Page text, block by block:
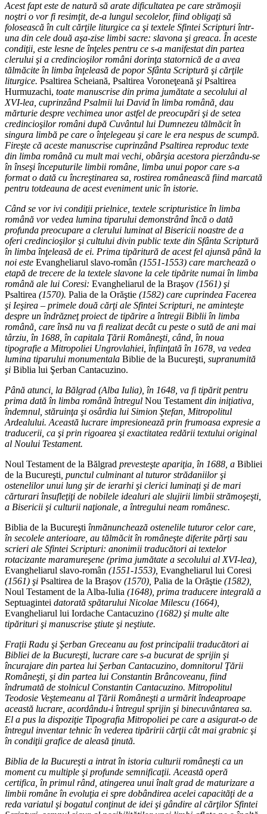
Acest fapt este de natură să arate dificultatea pe care strămoşii
noştri o vor fi resimţit, de-a lungul secolelor, fiind obligaţi să
folosească în cult cărţile liturgice ca şi textele Sfintei Scripturi într-
una din cele două aşa-zise limbi sacre: slavona şi greaca. În aceste
condiţii, este lesne de înţeles pentru ce s-a manifestat din partea
clerului şi a credincioşilor români dorinţa statornică de a avea
tălmăcite în limba înţeleasă de popor Sfânta Scriptură şi cărţile
liturgice. Psaltirea Scheiană, Psaltirea Voroneţeană şi Psaltirea
Hurmuzachi, toate manuscrise din prima jumătate a secolului al
XVI-lea, cuprinzând Psalmii lui David în limba română, dau
mărturie despre vechimea unor astfel de preocupări şi de setea
credincioşilor români după Cuvântul lui Dumnezeu tălmăcit în
singura limbă pe care o înţelegeau şi care le era nespus de scumpă.
Fireşte că aceste manuscrise cuprinzând Psaltirea reproduc texte
din limba română cu mult mai vechi, obârşia acestora pierzându-se
în înseşi începuturile limbii române, limba unui popor care s-a
format o dată cu încreştinarea sa, rostirea românească fiind marcată
pentru totdeauna de acest eveniment unic în istorie.
Când se vor ivi condiţii prielnice, textele scripturistice în limba
română vor vedea lumina tiparului demonstrând încă o dată
profunda preocupare a clerului luminat al Bisericii noastre de a
oferi credincioşilor şi cultului divin public texte din Sfânta Scriptură
în limba înţeleasă de ei. Prima tipăritură de acest fel ajunsă până la
noi este Evangheliarul slavo-român (1551-1553) care marchează o
etapă de trecere de la textele slavone la cele tipărite numai în limba
română ale lui Coresi: Evangheliarul de la Braşov (1561) şi
Psaltirea (1570). Palia de la Orăştie (1582) care cuprindea Facerea
şi Ieşirea – primele două cărţi ale Sfintei Scripturi, ne aminteşte
despre un îndrăzneţ proiect de tipărire a întregii Biblii în limba
română, care însă nu va fi realizat decât cu peste o sută de ani mai
târziu, în 1688, în capitala Ţării Româneşti, când, în noua
tipografie a Mitropoliei Ungrovlahiei, înfiinţată în 1678, va vedea
lumina tiparului monumentala Biblie de la Bucureşti , supranumită
şi Biblia lui Şerban Cantacuzino.
Până atunci, la Bălgrad (Alba Iulia), în 1648, va fi tipărit pentru
prima dată în limba română întregul Nou Testament din iniţiativa,
îndemnul, stăruinţa şi osârdia lui Simion Ştefan, Mitropolitul
Ardealului. Această lucrare impresionează prin frumoasa expresie a
traducerii, ca şi prin rigoarea şi exactitatea redării textului original
al Noului Testament.
Noul Testament de la Bălgrad prevesteşte apariţia, în 1688, a Bibliei
de la Bucureşti , punctul culminant al tuturor strădaniilor şi
ostenelilor unui lung şir de ierarhi şi clerici luminaţi şi de mari
cărturari însufleţiţi de nobilele idealuri ale slujirii limbii strămoşeşti,
a Bisericii şi culturii naţionale, a întregului neam românesc.
Biblia de la Bucureşti înmănunchează ostenelile tuturor celor care,
în secolele anterioare, au tălmăcit în româneşte diferite părţi sau
scrieri ale Sfintei Scripturi: anonimii traducători ai textelor
rotacizante maramureşene (prima jumătate a secolului al XVI-lea),
Evangheliarul slavo-român (1551-1553), Evangheliarul lui Coresi
(1561) şi Psaltirea de la Braşov (1570), Palia de la Orăştie (1582),
Noul Testament de la Alba-Iulia (1648), prima traducere integrală a
Septuagintei datorată spătarului Nicolae Milescu (1664),
Evangheliarul lui Iordache Cantacuzino (1682) şi multe alte
tipărituri şi manuscrise ştiute şi neştiute.
Fraţii Radu şi Şerban Greceanu au fost principalii traducători ai
Bibliei de la Bucureşti, lucrare care s-a bucurat de sprijin şi
încurajare din partea lui Şerban Cantacuzino, domnitorul Ţării
Româneşti, şi din partea lui Constantin Brâncoveanu, fiind
îndrumată de stolnicul Constantin Cantacuzino. Mitropolitul
Teodosie Veştemeanu al Ţării Româneşti a urmărit îndeaproape
această lucrare, acordându-i întregul sprijin şi binecuvântarea sa.
El a pus la dispoziţie Tipografia Mitropoliei pe care a asigurat-o de
întregul inventar tehnic în vederea tipăririi cărţii cât mai grabnic şi
în condiţii grafice de aleasă ţinută.
Biblia de la Bucureşti a intrat în istoria culturii româneşti ca un
moment cu multiple şi profunde semnificaţii. Această operă
certifica, în primul rând, atingerea unui înalt grad de maturizare a
limbii române în evoluţia ei spre dobândirea acelei capacităţi de a
reda variatul şi bogatul conţinut de idei şi gândire al cărţilor Sfintei